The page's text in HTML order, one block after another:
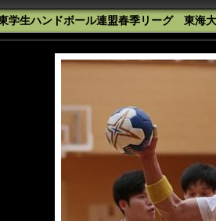
学生ハンドボール連盟春季リーグ 東海